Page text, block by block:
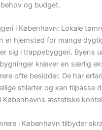
og budget.
i København: Lokale
er hjemsted for mange
sig i trappebyggeri. Byens
kræver en særlig
ofte besidder. De har
stilarter og kan tilpasse
Københavns æstetiske
i København tilbyder